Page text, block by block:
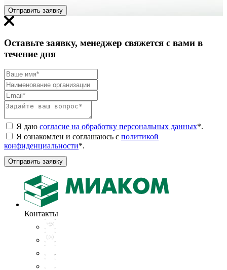
Отправить заявку
Оставьте заявку, менеджер свяжется с вами в
течение дня
Я даю согласие на обработку персональных данных*.
Я ознакомлен и соглашаюсь с политикой
конфиденциальности*.
Отправить заявку
Контакты